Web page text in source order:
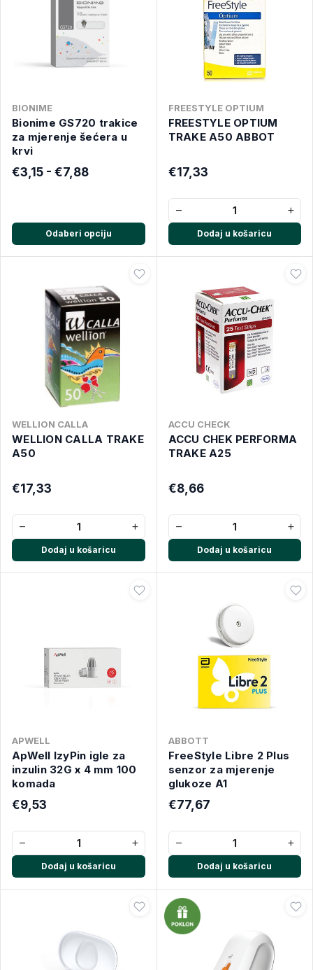
BIONIME
Bionime GS720 trakice
za mjerenje šećera u
krvi
€3,15 - €7,88
Odaberi opciju
FREESTYLE OPTIUM
FREESTYLE OPTIUM
TRAKE A50 ABBOT
€17,33
− +
Dodaj u košaricu
WELLION CALLA
WELLION CALLA TRAKE
A50
€17,33
− +
Dodaj u košaricu
ACCU CHECK
ACCU CHEK PERFORMA
TRAKE A25
€8,66
− +
Dodaj u košaricu
APWELL
ApWell IzyPin igle za
inzulin 32G x 4 mm 100
komada
€9,53
− +
Dodaj u košaricu
ABBOTT
FreeStyle Libre 2 Plus
senzor za mjerenje
glukoze A1
€77,67
− +
Dodaj u košaricu